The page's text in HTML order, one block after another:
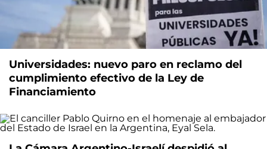
Universidades: nuevo paro en reclamo del
cumplimiento efectivo de la Ley de
Financiamiento